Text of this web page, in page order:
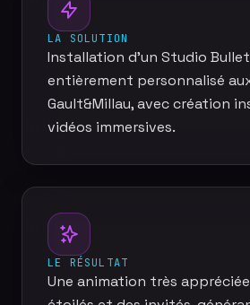
LA SOLUTION
Installation d'un Studio Bullet
entièrement personnalisé
Gault&Millau, avec création
vidéos immersives.
LE RÉSULTAT
Une animation très